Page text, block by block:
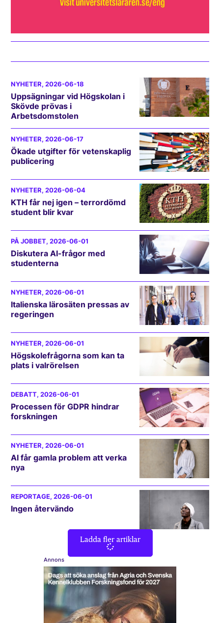
NYHETER, 2026-06-18
Uppsägningar vid Högskolan i
Skövde prövas i
Arbetsdomstolen
NYHETER, 2026-06-17
Ökade utgifter för vetenskaplig
publicering
NYHETER, 2026-06-04
KTH får nej igen – terrordömd
student blir kvar
PÅ JOBBET, 2026-06-01
Diskutera AI-frågor med
studenterna
NYHETER, 2026-06-01
Italienska lärosäten pressas av
regeringen
NYHETER, 2026-06-01
Högskolefrågorna som kan ta
plats i valrörelsen
DEBATT, 2026-06-01
Processen för GDPR hindrar
forskningen
NYHETER, 2026-06-01
AI får gamla problem att verka
nya
REPORTAGE, 2026-06-01
Ingen återvändo
Ladda fler artiklar
Annons